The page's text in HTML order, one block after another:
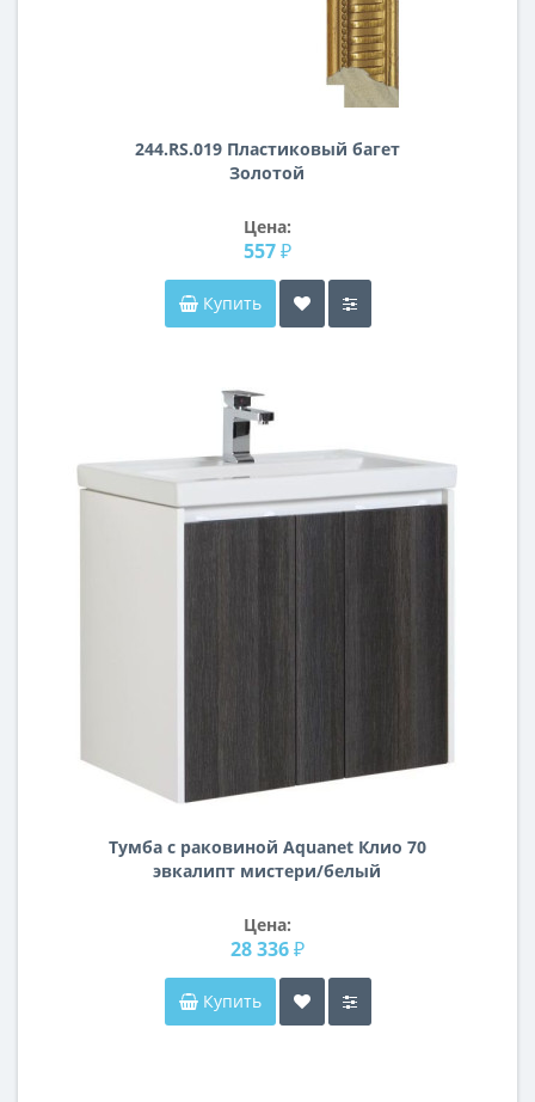
244.RS.019 Пластиковый багет
Золотой
Цена:
557 ₽
Купить
Тумба с раковиной Aquanet Клио 70
эвкалипт мистери/белый
Цена:
28 336 ₽
Купить